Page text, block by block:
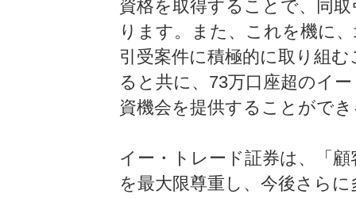
資格を取得することで、同
ります。また、これを機に
引受案件に積極的に取り組
ると共に、73万口座超のイ
資機会を提供することがで
イー・トレード証券は、「
を最大限尊重し、今後さら